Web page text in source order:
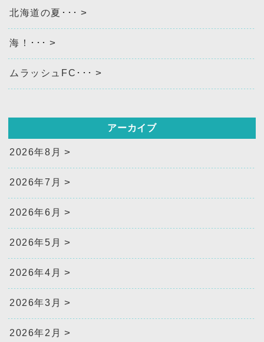
北海道の夏･･･
海！･･･
ムラッシュFC･･･
アーカイブ
2026年8月
2026年7月
2026年6月
2026年5月
2026年4月
2026年3月
2026年2月